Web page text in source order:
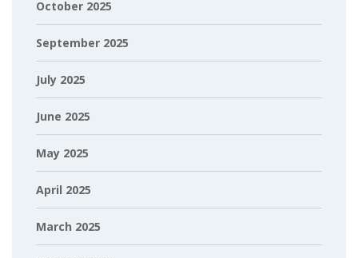
October 2025
September 2025
July 2025
June 2025
May 2025
April 2025
March 2025